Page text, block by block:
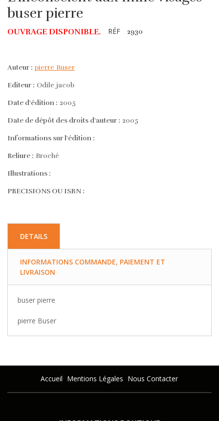
buser pierre
OUVRAGE DISPONIBLE. RÉF 2930
Auteur : pierre Buser
Editeur : Odile jacob
Date d'édition : 2005
Date de dépôt des droits d'auteur : 2005
Informations sur l'édition :
Reliure : Broché
Illustrations :
PRECISIONS OU ISBN :
DETAILS
INFORMATIONS COMMANDE, PAIEMENT ET
LIVRAISON
buser pierre
pierre Buser
Accueil Mentions Légales Nous Contacter